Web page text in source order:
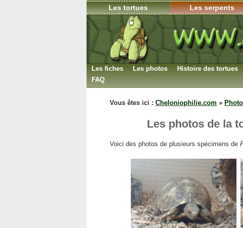
Les tortues Les serpents
Les fiches Les photos Histoire des tortues
FAQ
L’hibernation
Les soins
Garder une carapace
Incubation des oeufs
Espérance de vie
Vous êtes ici : Cheloniophilie.com »
Les photos de la
Voici des photos de plusieurs spécimens de